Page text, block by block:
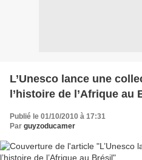
L’Unesco lance une
l’histoire de l’Afrique au
Publié le 01/10/2010 à 17:31
Par guyzoducamer